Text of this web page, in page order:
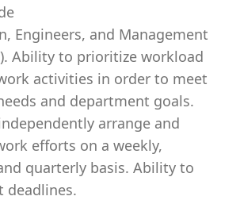
Engineers, and Management
Ability to prioritize workload
activities in order to meet
and department goals.
arrange and
efforts on a weekly,
quarterly basis. Ability to
deadlines.